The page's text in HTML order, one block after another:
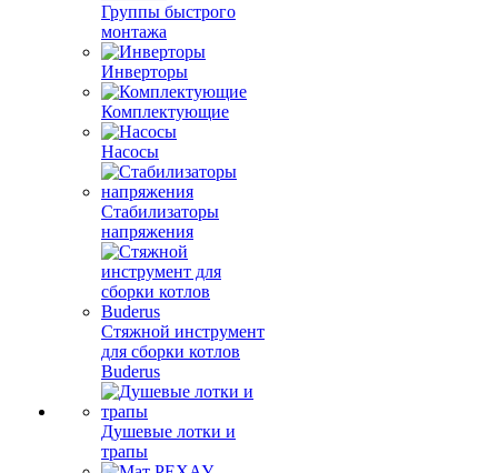
Группы быстрого
монтажа
Инверторы
Комплектующие
Насосы
Стабилизаторы
напряжения
Стяжной инструмент
для сборки котлов
Buderus
Душевые лотки и
трапы